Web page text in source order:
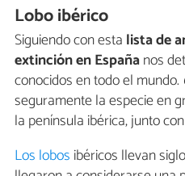
Lobo ibérico
Siguiendo con esta lista de
extinción en Españanos
conocidos en todo el mundo.
seguramente la especie en
la península ibérica, junto
Los lobos ibéricos llevan